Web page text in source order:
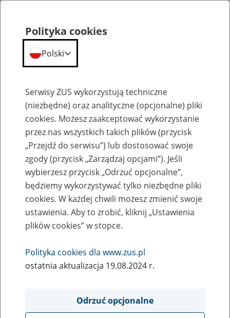
Szkolenia
Zaproś ZUS do siebie - zakładanie profili
eZUS w siedzibie Twojej firmy
Rodzaj wydarzenia
Szkolenia
Obszar merytoryczny
obsługa klientów
Polityka cookies
Polski
Serwisy ZUS wykorzystują techniczne
(niezbędne) oraz analityczne (opcjonalne) pliki
cookies. Możesz zaakceptować wykorzystanie
przez nas wszystkich takich plików (przycisk
„Przejdź do serwisu”) lub dostosować swoje
zgody (przycisk „Zarządzaj opcjami”). Jeśli
wybierzesz przycisk „Odrzuć opcjonalne”,
będziemy wykorzystywać tylko niezbędne pliki
cookies. W każdej chwili możesz zmienić swoje
ustawienia. Aby to zrobić, kliknij „Ustawienia
plików cookies” w stopce.
Polityka cookies dla www.zus.pl
ostatnia aktualizacja 19.08.2024 r.
Odrzuć opcjonalne